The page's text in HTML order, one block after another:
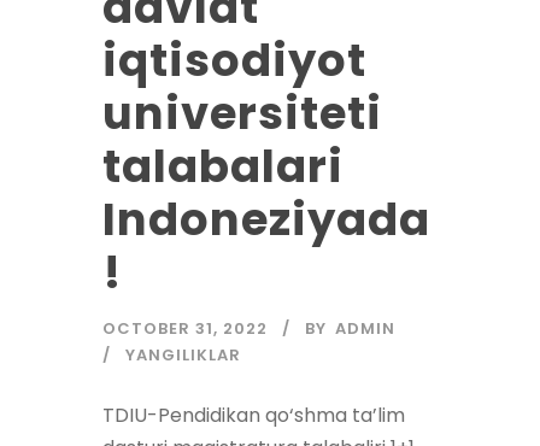
iqtisodiyot
universiteti
talabalari
Indoneziyada
!
OCTOBER 31, 2022 BY ADMIN
YANGILIKLAR
TDIU-Pendidikan qo‘shma ta’lim